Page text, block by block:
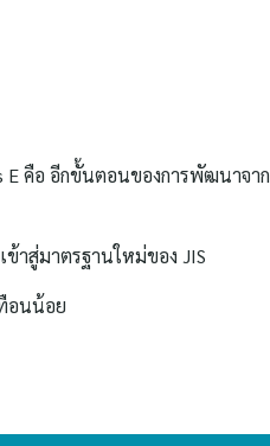
E คือ อีกขั้นตอนของการพัฒนาจาก
ข้าสู่มาตรฐานใหม่ของ JIS
อนน้อย